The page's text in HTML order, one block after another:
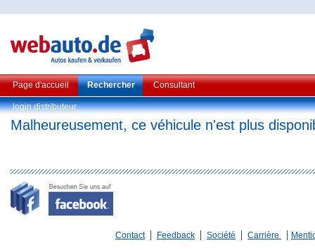
Page d'accueil Rechercher Consultant
login distributeur
Malheureusement, ce véhicule n'est plus
Contact Feedback Société Carrière